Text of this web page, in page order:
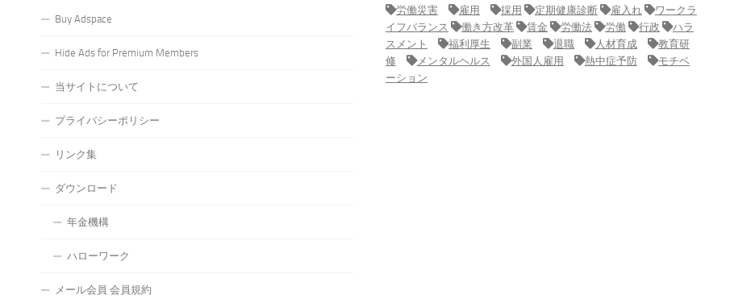
Buy Adspace
Hide Ads for Premium Members
当サイトについて
プライバシーポリシー
リンク集
ダウンロード
年金機構
ハローワーク
メール会員 会員規約
労働災害
雇用 採用 定期健康診断 雇入れ
ワークラ
イフバランス
働き方改革 賃金 労働法 労働 行政
ハラ
スメント
福利厚生 副業 退職 人材育成
教育研
修
メンタルヘルス 外国人雇用 熱中症予防
モチベ
ーション